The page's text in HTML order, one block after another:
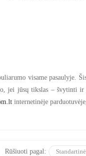
visame pasaulyje.
jei jūsų tikslas – švytinti
internetinėje
Rūšiuoti pagal: